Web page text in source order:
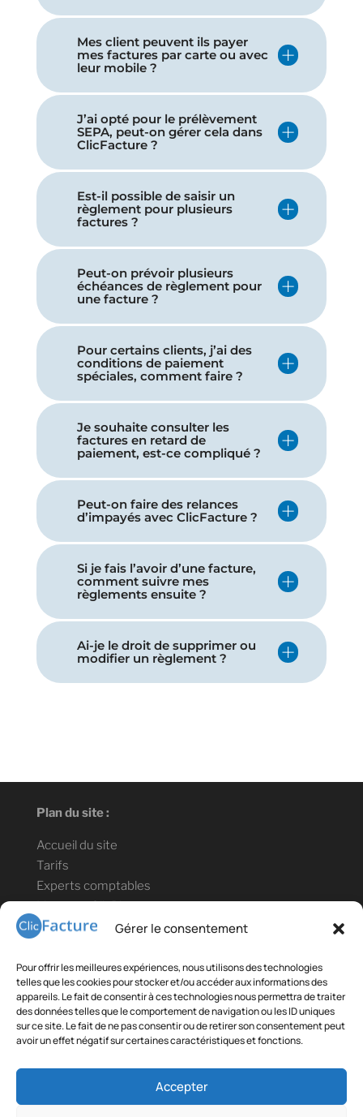
Gérer le consentement
Pour offrir les meilleures expériences, nous utilisons des technologies
telles que les cookies pour stocker et/ou accéder aux informations des
appareils. Le fait de consentir à ces technologies nous permettra de traiter
des données telles que le comportement de navigation ou les ID uniques
sur ce site. Le fait de ne pas consentir ou de retirer son consentement peut
avoir un effet négatif sur certaines caractéristiques et fonctions.
Accepter
Mes client peuvent ils payer
mes factures par carte ou avec
leur mobile ?
J’ai opté pour le prélèvement
SEPA, peut-on gérer cela dans
ClicFacture ?
Est-il possible de saisir un
règlement pour plusieurs
factures ?
Peut-on prévoir plusieurs
échéances de règlement pour
une facture ?
Pour certains clients, j’ai des
conditions de paiement
spéciales, comment faire ?
Je souhaite consulter les
factures en retard de
paiement, est-ce compliqué ?
Peut-on faire des relances
d’impayés avec ClicFacture ?
Si je fais l’avoir d’une facture,
comment suivre mes
règlements ensuite ?
Ai-je le droit de supprimer ou
modifier un règlement ?
Plan du site :
Accueil du site
Tarifs
Experts comptables
Lien vers ClicBlog
Informations légales :
Confidentialité des données
Conditions générales de vente et d'utilisation
Contact téléphonique : +33(0)9 78 80 18 35